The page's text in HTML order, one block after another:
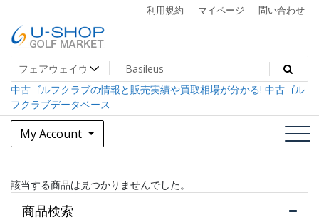
to
content
利用規約 マイページ 問い合わせ
U-SHOP Golf Market dev
中古ゴルフクラブ最大級！U-SHOPゴルフマーケット
中古ゴルフクラブの情報と販売実績や買取相場が分かる! 中古ゴル
フクラブデータベース
My Account
該当する商品は見つかりませんでした。
商品検索